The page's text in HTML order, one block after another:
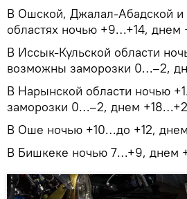
В Ошской, Джалал-Абадской и
областях ночью +9…+14,
В Иссык-Кульской области
возможны заморозки 0…–2,
В Нарынской области ночью
заморозки 0…–2, днем
В Оше ночью +10…до +12,
В Бишкеке ночью 7…+9, днем